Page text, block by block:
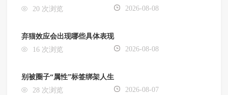
20 次浏览
2026-08-08
弃猫效应会出现哪些具体表现
16 次浏览
2026-08-08
别被圈子“属性”标签绑架人生
28 次浏览
2026-08-07